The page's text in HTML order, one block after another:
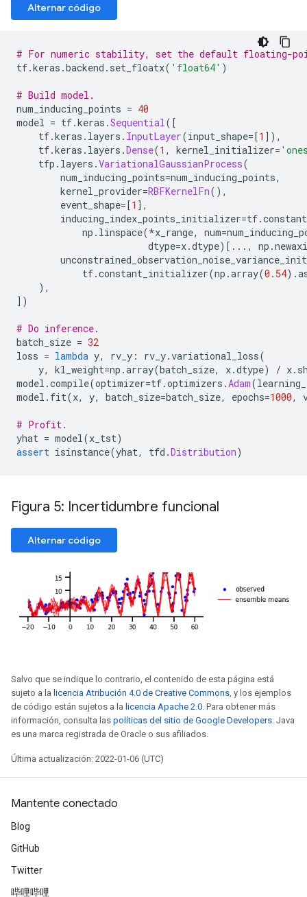
Alternar código
# For numeric stability, set the default floating-
tf.keras .backend . set_floatx( 'float64' )
# Build model.
num_inducing_points = 40
model = tf.keras .Sequential ([
tf.keras . layers . InputLayer(input_shape=[1 ]),
tf.keras . layers .Dense(1 , kernel_initializer=
tfp . layers .VariationalGaussianProcess(
num_inducing_points=num_inducing_points,
kernel_provider=RBFKernelFn(),
event_shape=[1 ],
inducing_index_points_initializer=tf.
np . linspace(*x_range, num=
dtype=x.dtype)[..., np .
tf.constant_initializer(np .array(0.54).
),
])
# Do inference.
batch_size = 32
loss = lambda y, rv_y : rv_y.variational_loss(
y, kl_weight=np .array(batch_size, x.dtype) / x.
model .compile(optimizer=tf.optimizers . Adam(
model . fit(x, y, batch_size=batch_size, epochs=1000,
# Profit.
yhat = model (x_tst)
assert isinstance(yhat, tfd .Distribution)
Figura 5: Incertidumbre funcional
Alternar código
Salvo que se indique lo contrario, el contenido de esta página está
sujeto a la licencia Atribución 4.0 de Creative Commons , y los ejemplos
de código están sujetos a la licencia Apache 2.0 . Para obtener más
información, consulta las políticas del sitio de Google Developers . Java
es una marca registrada de Oracle o sus afiliados.
Última actualización: 2022-01-06 (UTC)
Mantente conectado
Blog
GitHub
Twitter
哔哩哔哩